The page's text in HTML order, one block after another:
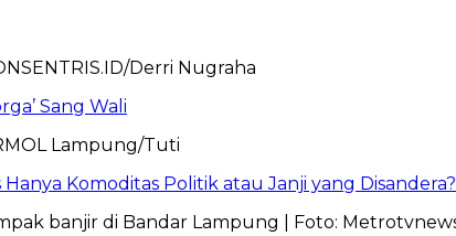
Sang Wali
Komoditas Politik atau Janji yang Disandera?